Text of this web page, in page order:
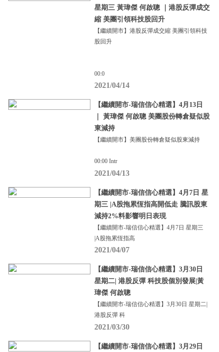
星期三 黃瑋傑 何啟聰 ｜港股反彈成交
縮 美團引領科技股回升
【繼續開市】港股反彈成交縮 美團引領科技
股回升
00:0
2021/04/14
【繼續開市-瑞信信心精選】4月13日
｜ 黃瑋傑 何啟聰 美團股份轉倉疑似股
東減持
【繼續開市】美團股份轉倉疑似股東減持
00:00 Intr
2021/04/13
【繼續開市-瑞信信心精選】4月7日 星
期三 |A股拖累恆指高開低走 騰訊股東
減持2%料影響明日表現
【繼續開市-瑞信信心精選】4月7日 星期三
|A股拖累恆指高
2021/04/07
【繼續開市-瑞信信心精選】3月30日
星期二| 港股反彈 科技股個別發展|黃
瑋傑 何啟聰
【繼續開市-瑞信信心精選】3月30日 星期二|
港股反彈 科
2021/03/30
【繼續開市-瑞信信心精選】3月29日